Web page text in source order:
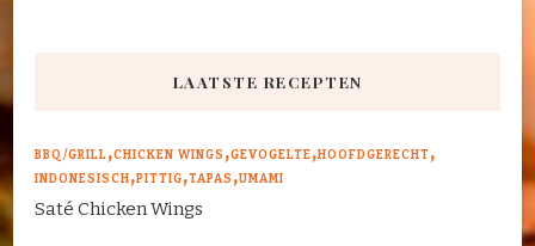
LAATSTE RECEPTEN
BBQ/GRILL CHICKEN WINGS GEVOGELTE HOOFDGERECHT
INDONESISCH PITTIG TAPAS UMAMI
Saté Chicken Wings